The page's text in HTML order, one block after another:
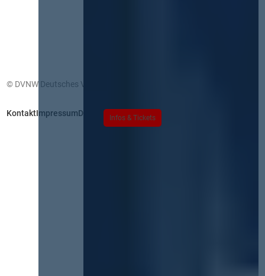
Infos & Tickets
© DVNW Deutsches Vergabenetzwerk GmbH
KontaktImpressumDatenschutz